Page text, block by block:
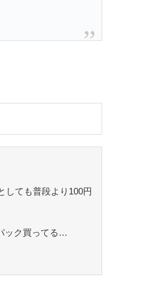
しても普段より100円
ック買ってる…